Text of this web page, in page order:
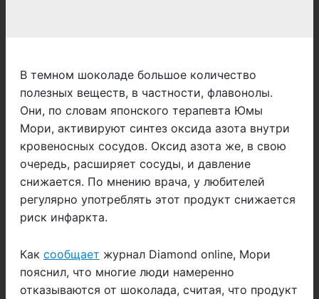
В темном шоколаде большое количество
полезных веществ, в частности, флавонолы.
Они, по словам японского терапевта Юмы
Мори, активируют синтез оксида азота внутри
кровеносных сосудов. Оксид азота же, в свою
очередь, расширяет сосуды, и давление
снижается. По мнению врача, у любителей
регулярно употреблять этот продукт снижается
риск инфаркта.
Как сообщает журнал Diamond online, Мори
пояснил, что многие люди намеренно
отказываются от шоколада, считая, что продукт